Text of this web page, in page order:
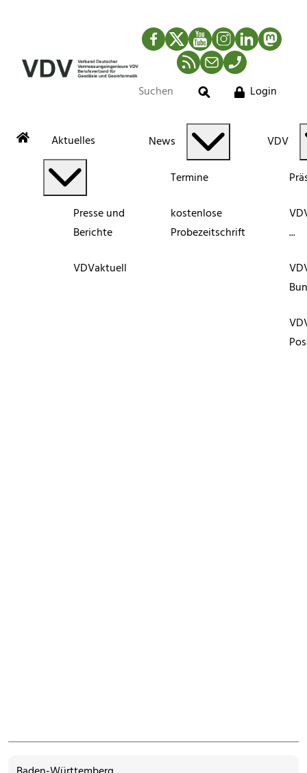
Facebook
TwitterYouTubeInstagram
LinkedIn
RSS-Newsfeed
MailTelefon
Suche
Login
Aktuelles
Presse und
Berichte
VDVaktuell
News
Termine
kostenlose
Probezeitschrift
VDV
...